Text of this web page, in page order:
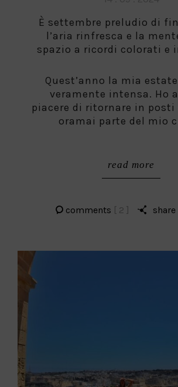
È settembre preludio di
l’aria rinfresca e la
spazio a ricordi colorati e
Quest’anno la mia
veramente intensa. Ho
piacere di ritornare in posti
oramai parte del mio
read more
comments [ 2 ] share